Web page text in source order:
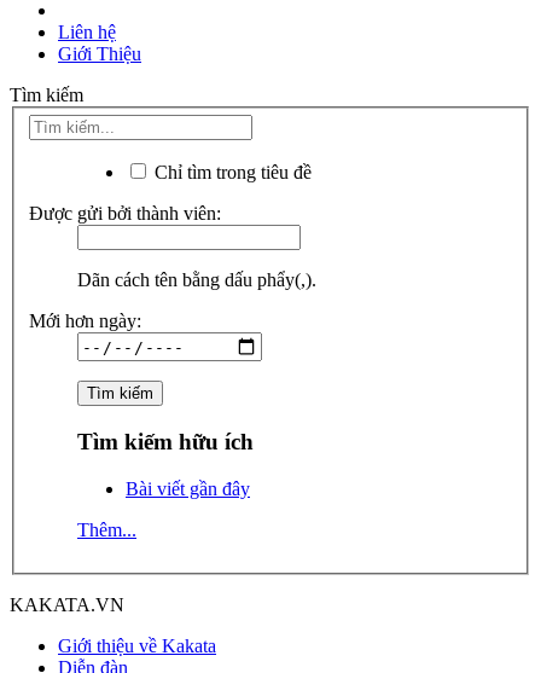
Liên hệ
Giới Thiệu
Tìm kiếm
Chỉ tìm trong tiêu đề
Được gửi bởi thành viên:
Dãn cách tên bằng dấu phẩy(,).
Mới hơn ngày:
Tìm kiếm hữu ích
Bài viết gần đây
Thêm...
KAKATA.VN
Giới thiệu về Kakata
Diễn đàn